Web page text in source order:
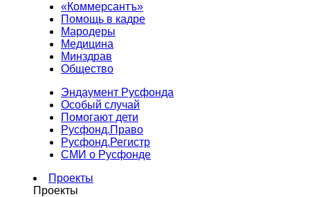
«Коммерсантъ»
Помощь в кадре
Мародеры
Медицина
Минздрав
Общество
Эндаумент Русфонда
Особый случай
Помогают дети
Русфонд.Право
Русфонд.Регистр
СМИ о Русфонде
Проекты
Проекты